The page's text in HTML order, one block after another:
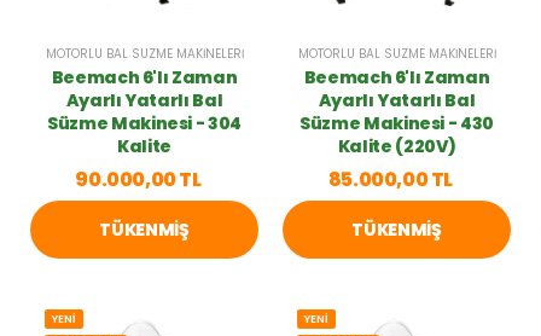
MOTORLU BAL SÜZME MAKINELERI
Beemach 6'lı Zaman
Ayarlı Yatarlı Bal
Süzme Makinesi - 304
Kalite
90.000,00 TL
TÜKENMIŞ
MOTORLU BAL SÜZME MAKINELERI
Beemach 6'lı Zaman
Ayarlı Yatarlı Bal
Süzme Makinesi - 430
Kalite (220V)
85.000,00 TL
TÜKENMIŞ
YENİ
YENİ